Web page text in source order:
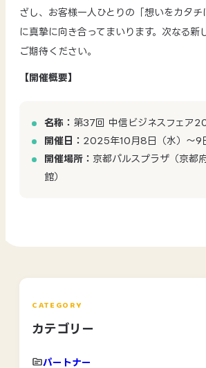
ざし、お客様一人ひとりの「想いをカタチ
に真摯に向き合ってまいります。次なる新
ご期待ください。
【開催概要】
名称： 第37回 中信ビジネスフェア
開催日： 2025年10月8日（水）〜9
開催場所： 京都パルスプラザ（京都
館）
CATEGORY
カテゴリー
パートナー